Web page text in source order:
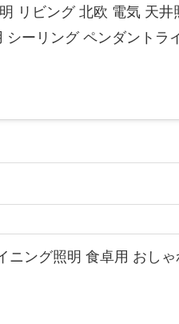
リビング 北欧 電気 天
ーリング ペンダントラ
ング照明 食卓用 おし